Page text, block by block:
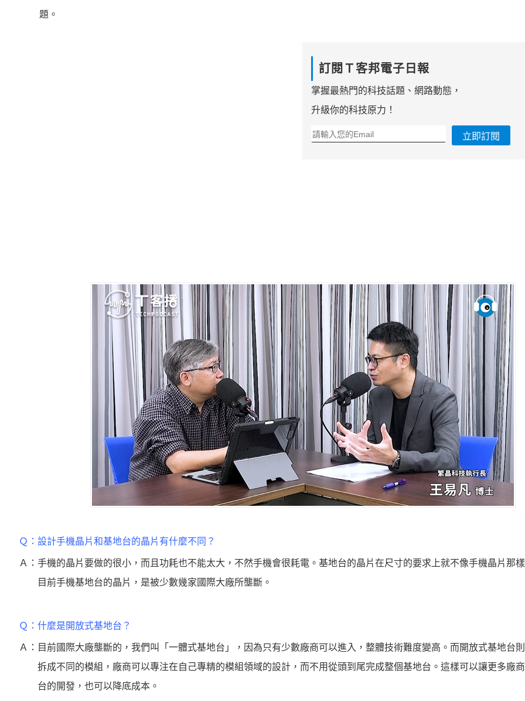
題。
訂閱Ｔ客邦電子日報
掌握最熱門的科技話題、網路動態，
升級你的科技原力！
立即訂閱
Ｑ： 設計手機晶片和基地台的晶片有什麼不同？
Ａ： 手機的晶片要做的很小，而且功耗也不能太大，不然手機會很耗電。基地台的晶片在尺寸的要求上就不像手機晶片那
目前手機基地台的晶片，是被少數幾家國際大廠所壟斷。
Ｑ： 什麼是開放式基地台？
Ａ： 目前國際大廠壟斷的，我們叫「一體式基地台」，因為只有少數廠商可以進入，整體技術難度變高。而開放式基地台
拆成不同的模組，廠商可以專注在自己專精的模組領域的設計，而不用從頭到尾完成整個基地台。這樣可以讓更多廠
台的開發，也可以降底成本。